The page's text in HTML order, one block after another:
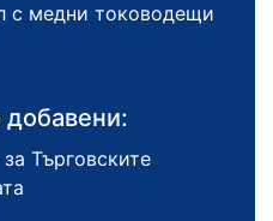
с медни тоководещи
Търговските